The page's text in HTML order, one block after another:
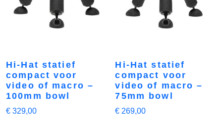
Hi-Hat statief
compact voor
video of macro –
100mm bowl
€ 329,00
Hi-Hat statief
compact voor
video of macro –
75mm bowl
€ 269,00